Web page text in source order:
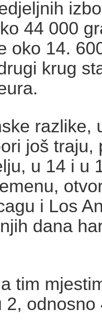
44 000
oko 14.
krug
razlike,
još traju,
u 14 i u
i Los
dana
tim
2, odnosno